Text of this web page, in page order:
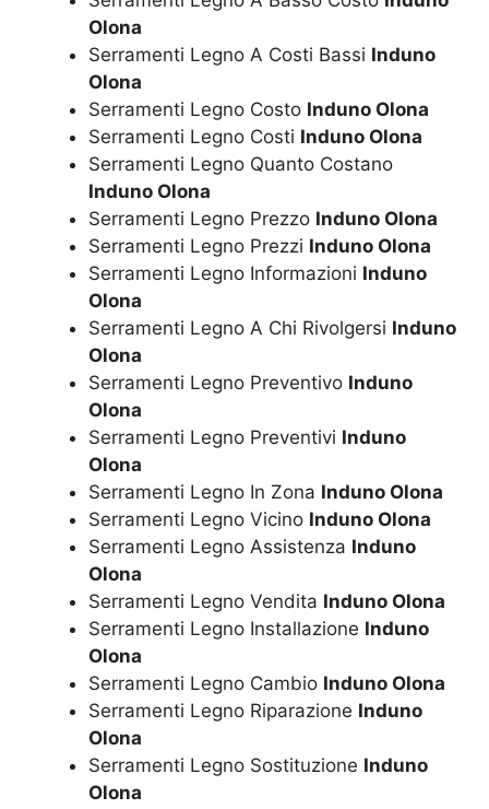
Olona
Serramenti Legno A Costi Bassi Induno
Olona
Serramenti Legno Costo Induno Olona
Serramenti Legno Costi Induno Olona
Serramenti Legno Quanto Costano
Induno Olona
Serramenti Legno Prezzo Induno Olona
Serramenti Legno Prezzi Induno Olona
Serramenti Legno Informazioni Induno
Olona
Serramenti Legno A Chi Rivolgersi Induno
Olona
Serramenti Legno Preventivo Induno
Olona
Serramenti Legno Preventivi Induno
Olona
Serramenti Legno In Zona Induno Olona
Serramenti Legno Vicino Induno Olona
Serramenti Legno Assistenza Induno
Olona
Serramenti Legno Vendita Induno Olona
Serramenti Legno Installazione Induno
Olona
Serramenti Legno Cambio Induno Olona
Serramenti Legno Riparazione Induno
Olona
Serramenti Legno Sostituzione Induno
Olona